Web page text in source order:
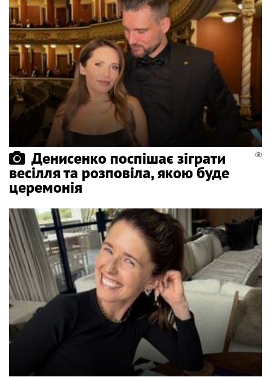
Денисенко поспішає зіграти
весілля та розповіла, якою буде
церемонія